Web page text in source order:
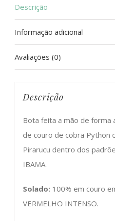
Descrição
Informação adicional
Avaliações (0)
Descrição
Bota feita a mão de forma
de couro de cobra Python
Pirarucu dentro dos
IBAMA.
Solado: 100% em couro
VERMELHO INTENSO.